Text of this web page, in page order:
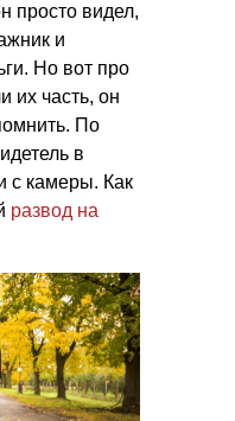
просто видел,
и
Но вот про
их часть, он
По
в
с камеры. Как
развод на